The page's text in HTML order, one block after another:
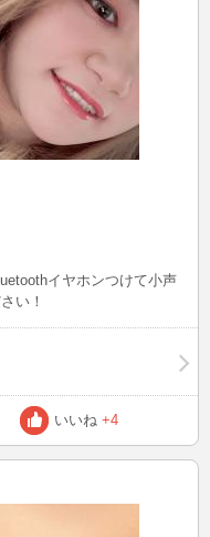
イヤホンつけて小声
い！
いいね +4